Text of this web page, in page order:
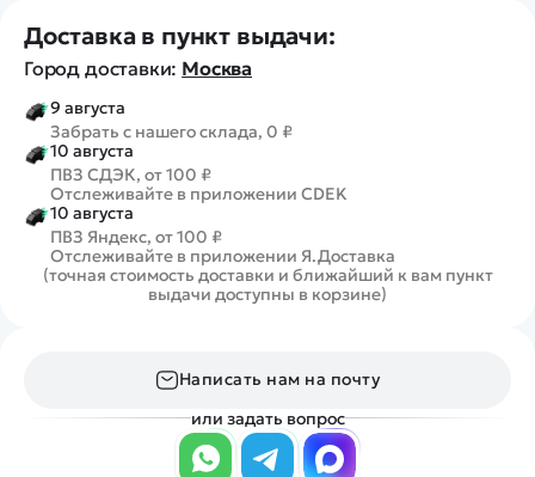
Доставка в пункт выдачи:
Город доставки: Москва
9 августа
Забрать с нашего склада, 0 ₽
10 августа
ПВЗ СДЭК, от 100 ₽
Отслеживайте в приложении CDEK
10 августа
ПВЗ Яндекс, от 100 ₽
Отслеживайте в приложении Я.Доставка
(точная стоимость доставки и ближайший к вам пункт
выдачи доступны в корзине)
Написать нам на почту
или задать вопрос